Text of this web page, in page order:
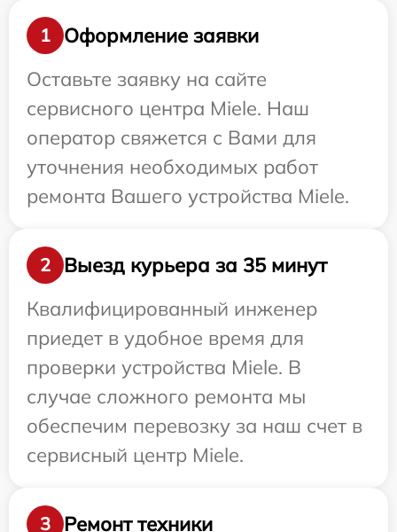
1
Оформление заявки
Оставьте заявку на сайте
сервисного центра Miele. Наш
оператор свяжется с Вами для
уточнения необходимых работ
ремонта Вашего устройства Miele.
2
Выезд курьера за 35 минут
Квалифицированный инженер
приедет в удобное время для
проверки устройства Miele. В
случае сложного ремонта мы
обеспечим перевозку за наш счет в
сервисный центр Miele.
3 Ремонт техники